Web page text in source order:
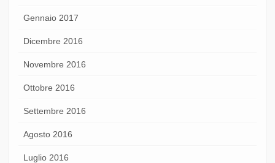
Gennaio 2017
Dicembre 2016
Novembre 2016
Ottobre 2016
Settembre 2016
Agosto 2016
Luglio 2016